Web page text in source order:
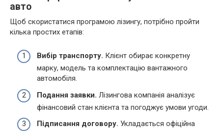
авто
Щоб скористатися програмою лізингу, потрібно пройти
кілька простих етапів:
Вибір транспорту. Клієнт обирає конкретну
марку, модель та комплектацію вантажного
автомобіля.
Подання заявки. Лізингова компанія аналізує
фінансовий стан клієнта та погоджує умови угоди.
Підписання договору. Укладається офіційна